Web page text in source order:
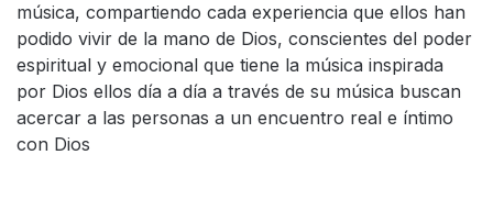
música, compartiendo cada experiencia que ellos han
podido vivir de la mano de Dios, conscientes del poder
espiritual y emocional que tiene la música inspirada
por Dios ellos día a día a través de su música buscan
acercar a las personas a un encuentro real e íntimo
con Dios